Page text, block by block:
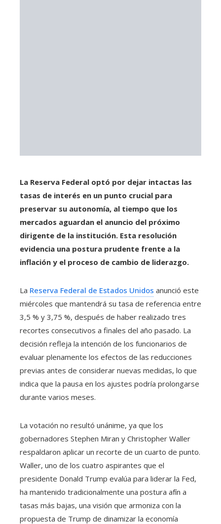
La Reserva Federal optó por dejar intactas las
tasas de interés en un punto crucial para
preservar su autonomía, al tiempo que los
mercados aguardan el anuncio del próximo
dirigente de la institución. Esta resolución
evidencia una postura prudente frente a la
inflación y el proceso de cambio de liderazgo.
La Reserva Federal de Estados Unidos anunció este
miércoles que mantendrá su tasa de referencia entre
3,5 % y 3,75 %, después de haber realizado tres
recortes consecutivos a finales del año pasado. La
decisión refleja la intención de los funcionarios de
evaluar plenamente los efectos de las reducciones
previas antes de considerar nuevas medidas, lo que
indica que la pausa en los ajustes podría prolongarse
durante varios meses.
La votación no resultó unánime, ya que los
gobernadores Stephen Miran y Christopher Waller
respaldaron aplicar un recorte de un cuarto de punto.
Waller, uno de los cuatro aspirantes que el
presidente Donald Trump evalúa para liderar la Fed,
ha mantenido tradicionalmente una postura afín a
tasas más bajas, una visión que armoniza con la
propuesta de Trump de dinamizar la economía